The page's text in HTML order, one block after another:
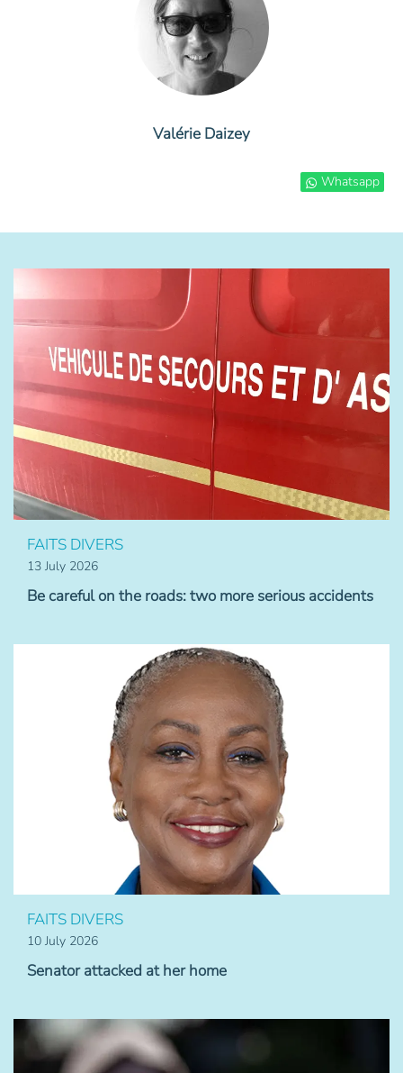
Valérie Daizey
Whatsapp
FAITS DIVERS
13 July 2026
Be careful on the roads: two more serious accidents
FAITS DIVERS
10 July 2026
Senator attacked at her home